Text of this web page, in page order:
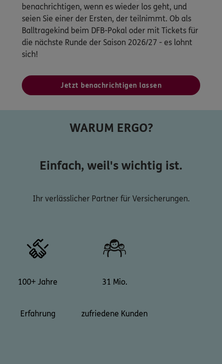
benachrichtigen, wenn es wieder los geht, und
seien Sie einer der Ersten, der teilnimmt. Ob als
Balltragekind beim DFB-Pokal oder mit Tickets für
die nächste Runde der Saison 2026/27 - es lohnt
sich!
Jetzt benachrichtigen lassen
WARUM ERGO?
Einfach, weil's wichtig ist.
Ihr verlässlicher Partner für Versicherungen.
100+ Jahre
Erfahrung
31 Mio.
zufriedene Kunden